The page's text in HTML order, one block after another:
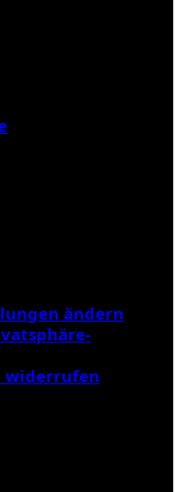
ändern
widerrufen